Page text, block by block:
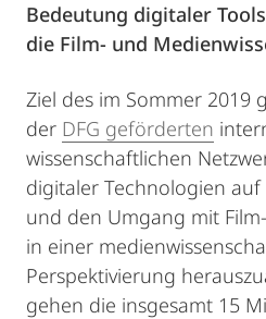
Bedeutung digitaler
die Film- und
Ziel des im Sommer 2019
der DFG geförderten
wissenschaftlichen
digitaler Technologien auf
und den Umgang mit
in einer
Perspektivierung
gehen die insgesamt 15